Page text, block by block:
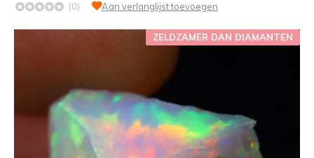
(0) Aan verlanglijst toevoegen
ZELDZAMER DAN DIAMANTEN